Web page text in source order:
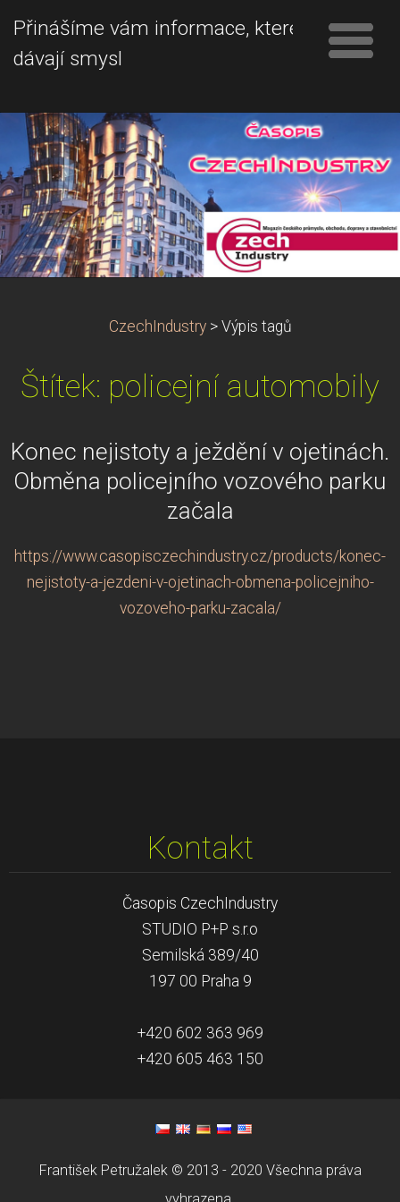
Přinášíme vám informace, které
dávají smysl
CzechIndustry > Výpis tagů
Štítek: policejní automobily
Konec nejistoty a ježdění v ojetinách.
Obměna policejního vozového parku
začala
https://www.casopisczechindustry.cz/products/konec-
nejistoty-a-jezdeni-v-ojetinach-obmena-policejniho-
vozoveho-parku-zacala/
Kontakt
Časopis CzechIndustry
STUDIO P+P s.r.o
Semilská 389/40
197 00 Praha 9
+420 602 363 969
+420 605 463 150
František Petružalek © 2013 - 2020 Všechna práva